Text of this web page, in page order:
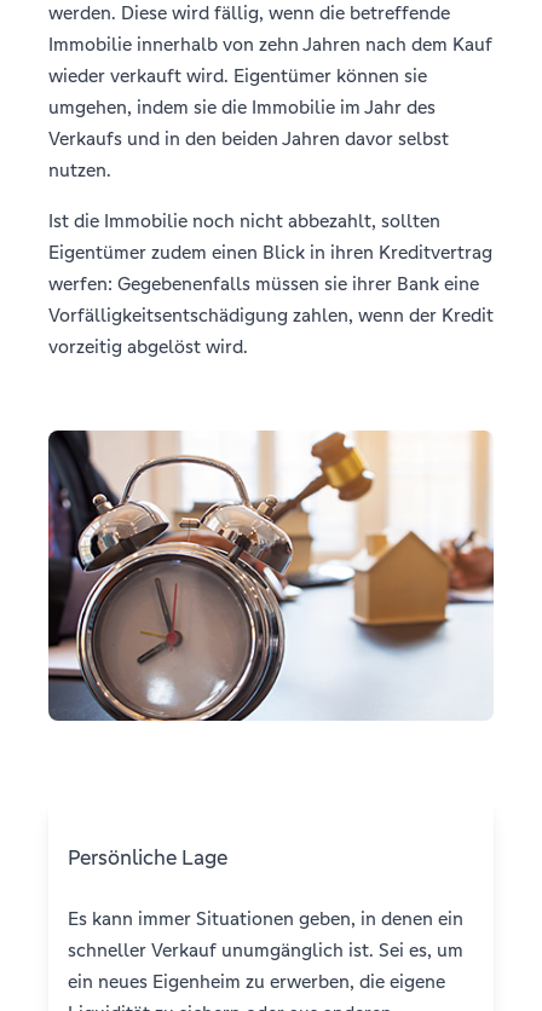
werden. Diese wird fällig, wenn die betreffende
Immobilie innerhalb von zehn Jahren nach dem Kauf
wieder verkauft wird. Eigentümer können sie
umgehen, indem sie die Immobilie im Jahr des
Verkaufs und in den beiden Jahren davor selbst
nutzen.
Ist die Immobilie noch nicht abbezahlt, sollten
Eigentümer zudem einen Blick in ihren Kreditvertrag
werfen: Gegebenenfalls müssen sie ihrer Bank eine
Vorfälligkeitsentschädigung zahlen, wenn der Kredit
vorzeitig abgelöst wird.
Persönliche Lage
Es kann immer Situationen geben, in denen ein
schneller Verkauf unumgänglich ist. Sei es, um
ein neues Eigenheim zu erwerben, die eigene